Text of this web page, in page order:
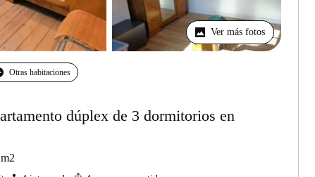
Ver más fotos
Otras habitaciones
dúplex de 3 dormitorios en
m2